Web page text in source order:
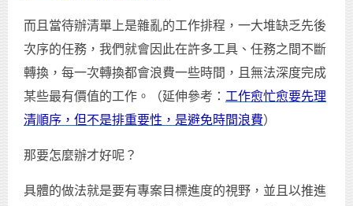
而且當待辦清單上是雜亂的工作排程，一大堆缺乏先後
次序的任務，我們就會因此在許多工具、任務之間不斷
轉換，每一次轉換都會浪費一些時間，且無法深度完成
某些最有價值的工作。（延伸參考： 工作愈忙愈要先理
清順序，但不是排重要性，是避免時間浪費）
那要怎麼辦才好呢？
具體的做法就是要有專案目標進度的視野，並且以推進